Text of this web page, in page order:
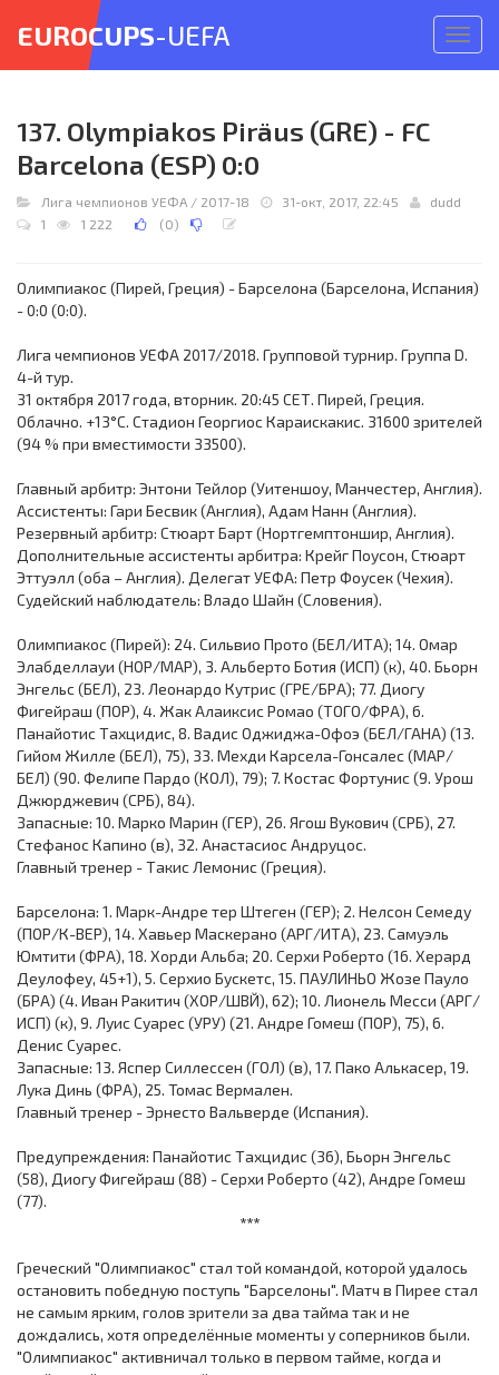
меню
EUROCUPS-UEFA
137. Olympiakos Piräus (GRE) - FC
Barcelona (ESP) 0:0
Лига чемпионов УЕФА / 2017-18 31-окт, 2017, 22:45
dudd
1
1 222 (0)
Олимпиакос (Пирей, Греция) - Барселона (Барселона, Испания)
- 0:0 (0:0).
Лига чемпионов УЕФА 2017/2018. Групповой турнир. Группа D.
4-й тур.
31 октября 2017 года, вторник. 20:45 СЕТ. Пирей, Греция.
Облачно. +13°C. Стадион Георгиос Караискакис. 31600 зрителей
(94 % при вместимости 33500).
Главный арбитр: Энтони Тейлор (Уитеншоу, Манчестер, Англия).
Ассистенты: Гари Бесвик (Англия), Адам Нанн (Англия).
Резервный арбитр: Стюарт Барт (Нортгемптоншир, Англия).
Дополнительные ассистенты арбитра: Крейг Поусон, Стюарт
Эттуэлл (оба – Англия). Делегат УЕФА: Петр Фоусек (Чехия).
Судейский наблюдатель: Владо Шайн (Словения).
Олимпиакос (Пирей): 24. Сильвио Прото (БЕЛ/ИТА); 14. Омар
Элабделлауи (НОР/МАР), 3. Альберто Ботия (ИСП) (к), 40. Бьорн
Энгельс (БЕЛ), 23. Леонардо Кутрис (ГРЕ/БРА); 77. Диогу
Фигейраш (ПОР), 4. Жак Алаиксис Ромао (ТОГО/ФРА), 6.
Панайотис Тахцидис, 8. Вадис Оджиджа-Офоэ (БЕЛ/ГАНА) (13.
Гийом Жилле (БЕЛ), 75), 33. Мехди Карсела-Гонсалес (МАР/
БЕЛ) (90. Фелипе Пардо (КОЛ), 79); 7. Костас Фортунис (9. Урош
Джюрджевич (СРБ), 84).
Запасные: 10. Марко Марин (ГЕР), 26. Ягош Вукович (СРБ), 27.
Стефанос Капино (в), 32. Анастасиос Андруцос.
Главный тренер - Такис Лемонис (Греция).
Барселона: 1. Марк-Андре тер Штеген (ГЕР); 2. Нелсон Семеду
(ПОР/К-ВЕР), 14. Хавьер Маскерано (АРГ/ИТА), 23. Самуэль
Юмтити (ФРА), 18. Хорди Альба; 20. Серхи Роберто (16. Херард
Деулофеу, 45+1), 5. Серхио Бускетс, 15. ПАУЛИНЬО Жозе Пауло
(БРА) (4. Иван Ракитич (ХОР/ШВЙ), 62); 10. Лионель Месси (АРГ/
ИСП) (к), 9. Луис Суарес (УРУ) (21. Андре Гомеш (ПОР), 75), 6.
Денис Суарес.
Запасные: 13. Яспер Силлессен (ГОЛ) (в), 17. Пако Алькасер, 19.
Лука Динь (ФРА), 25. Томас Вермален.
Главный тренер - Эрнесто Вальверде (Испания).
Предупреждения: Панайотис Тахцидис (36), Бьорн Энгельс
(58), Диогу Фигейраш (88) - Серхи Роберто (42), Андре Гомеш
(77).
***
Греческий "Олимпиакос" стал той командой, которой удалось
остановить победную поступь "Барселоны". Матч в Пирее стал
не самым ярким, голов зрители за два тайма так и не
дождались, хотя определённые моменты у соперников были.
"Олимпиакос" активничал только в первом тайме, когда и